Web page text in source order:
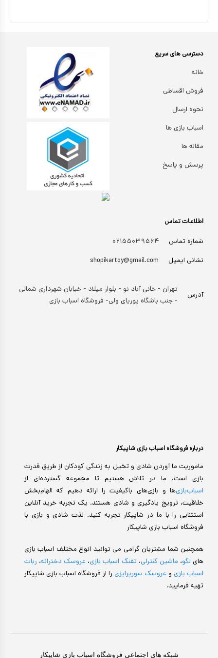
درباره فروشگاه اسباب بازی شاپیکار
ماموریت ما آوردن شادی و تخیل به زندگی کودکان از طریق قدرت
بازی است. ما در تلاش هستیم تا مجموعه گسترده‌ای از
اسباب‌بازی‌ها و بازی‌های باکیفیت را ارائه دهیم که الهام‌بخش
خلاقیت، ترویج یادگیری و شادی هستند. یک تجربه خرید آنلاین
استثنایی را با ما در شاپیکار تجربه کنید. لذت شادی و بازی با
فروشگاه اسباب بازی شاپیکار
همچنین شما مشتریان گرامی می توانید انواع مختلف اسباب بازی
های لگو، ماشین کنترلی،تفنگ اسباب بازی، عروسک دخترانه، ربات
اسباب بازی و عروسک سورپرایزی را از فروشگاه اسباب بازی شاپیکار
تهیه فرمایید.
اطلاعات تماس
شماره تماس
۰۲۱۵۵۰۳۹۵۶۴
نشانی ایمیل
shopikartoy@gmail.com
آدرس
تهران - خانی آباد نو - بلوار میلاد - خیابان شهرداری شمالی
- جنب باشگاه پوریای ولی- فروشگاه اسباب بازی
دسترسی های سریع
خانه
فروش اقساطی
نحوه ارسال
اسباب بازی ها
مقاله ها
پرسش و پاسخ
شبکه های اجتماعی فروشگاه اسباب بازی شاپیکار